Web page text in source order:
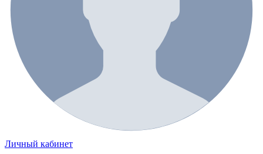
Личный кабинет